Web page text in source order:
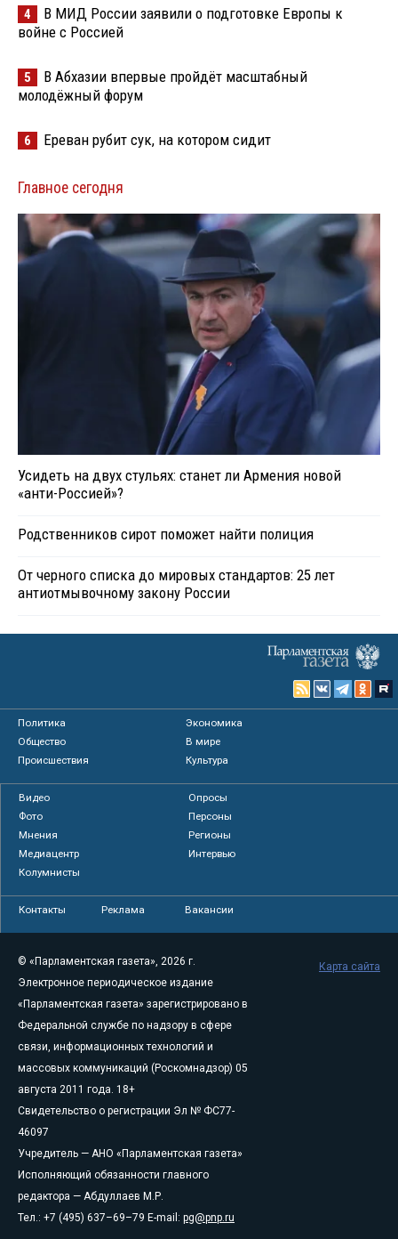
4
В МИД России заявили о подготовке Европы к
войне с Россией
5
В Абхазии впервые пройдёт масштабный
молодёжный форум
6 Ереван рубит сук, на котором сидит
Главное сегодня
Усидеть на двух стульях: станет ли Армения новой
«анти-Россией»?
Родственников сирот поможет найти полиция
От черного списка до мировых стандартов: 25 лет
антиотмывочному закону России
Политика
Экономика
Общество
В мире
Происшествия
Культура
Видео
Опросы
Фото
Персоны
Мнения
Регионы
Медиацентр
Интервью
Колумнисты
Контакты Реклама Вакансии
© «Парламентская газета», 2026 г.
Электронное периодическое издание
«Парламентская газета» зарегистрировано в
Федеральной службе по надзору в сфере
связи, информационных технологий и
массовых коммуникаций (Роскомнадзор) 05
августа 2011 года. 18+
Свидетельство о регистрации Эл № ФС77-
46097
Учредитель — АНО «Парламентская газета»
Исполняющий обязанности главного
редактора — Абдуллаев М.Р.
Тел.: +7 (495) 637–69–79 E-mail: pg@pnp.ru
Карта сайта